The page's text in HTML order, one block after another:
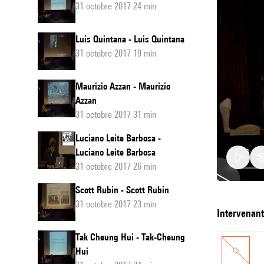
31 octobre 2017 24 min
Luis Quintana - Luis Quintana
31 octobre 2017 19 min
Maurizio Azzan - Maurizio
Azzan
31 octobre 2017 31 min
Luciano Leite Barbosa -
Luciano Leite Barbosa
31 octobre 2017 26 min
Scott Rubin - Scott Rubin
31 octobre 2017 23 min
Tak Cheung Hui - Tak-Cheung
Hui
Stylianos